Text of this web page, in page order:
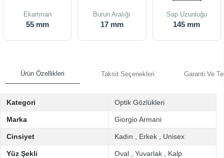
Ekartman
55 mm
Burun Aralığı
17 mm
Sap Uzunluğu
145 mm
Ürün Özellikleri Taksit Seçenekleri Garanti Ve
Kategori Optik Gözlükleri
Marka Giorgio Armani
Cinsiyet Kadın Erkek Unisex
Yüz Şekli Oval Yuvarlak Kalp